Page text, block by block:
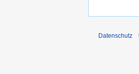
Datenschutz